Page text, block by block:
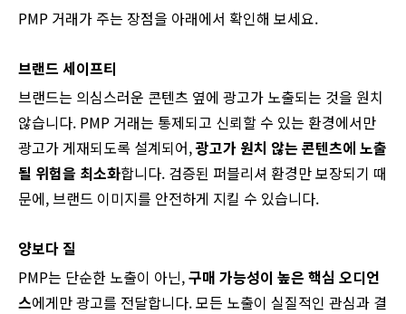
PMP 거래가 주는 장점을 아래에서 확인해 보세요.
브랜드 세이프티
브랜드는 의심스러운 콘텐츠 옆에 광고가 노출되는 것을 원치
않습니다. PMP 거래는 통제되고 신뢰할 수 있는 환경에서만
광고가 게재되도록 설계되어,광고가 원치 않는 콘텐츠에 노출
될 위험을 최소화합니다. 검증된 퍼블리셔 환경만 보장되기 때
문에, 브랜드 이미지를 안전하게 지킬 수 있습니다.
양보다 질
PMP는 단순한 노출이 아닌,구매 가능성이 높은 핵심 오디언
스에게만 광고를 전달합니다. 모든 노출이 실질적인 관심과 결